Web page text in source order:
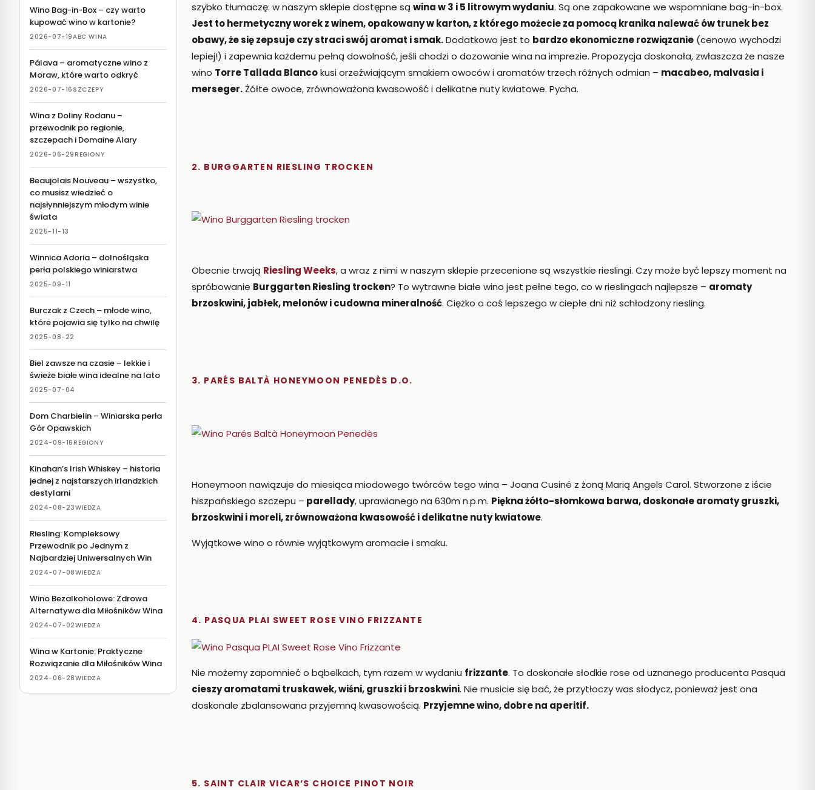
Wino Bag-in-Box – czy warto
kupować wino w kartonie?
2026-07-19ABC WINA
Pálava – aromatyczne wino z
Moraw, które warto odkryć
2026-07-16 SZCZEPY
Wina z Doliny Rodanu –
przewodnik po regionie,
szczepach i Domaine Alary
2026-06-29REGIONY
Beaujolais Nouveau – wszystko,
co musisz wiedzieć o
najsłynniejszym młodym winie
świata
2025-11-13
Winnica Adoria – dolnośląska
perła polskiego winiarstwa
2025-09-11
Burczak z Czech – młode wino,
które pojawia się tylko na chwilę
2025-08-22
Biel zawsze na czasie – lekkie i
świeże białe wina idealne na lato
2025-07-04
Dom Charbielin – Winiarska perła
Gór Opawskich
2024-09-16REGIONY
Kinahan’s Irish Whiskey – historia
jednej z najstarszych irlandzkich
destylarni
2024-08-23WIEDZA
Riesling: Kompleksowy
Przewodnik po Jednym z
Najbardziej Uniwersalnych Win
2024-07-08WIEDZA
Wino Bezalkoholowe: Zdrowa
Alternatywa dla Miłośników Wina
2024-07-02WIEDZA
Wina w Kartonie: Praktyczne
Rozwiązanie dla Miłośników Wina
2024-06-28WIEDZA
szybko tłumaczę: w naszym sklepie dostępne są wina w 3 i 5 litrowym wydaniu. Są one zapakowane we wspomniane bag-in-box.
Jest to hermetyczny worek z winem, opakowany w karton, z którego możecie za pomocą kranika nalewać ów trunek bez
obawy, że się zepsuje czy straci swój aromat i smak.Dodatkowo jest to bardzo ekonomiczne rozwiązanie (cenowo wychodzi
lepiej!) i zapewnia każdemu pełną dowolność, jeśli chodzi o dozowanie wina na imprezie. Propozycja doskonała, zwłaszcza że nasze
wino Torre Tallada Blancokusi orzeźwiającym smakiem owoców i aromatów trzech różnych odmian – macabeo, malvasia i
merseger.Żółte owoce, zrównoważona kwasowość i delikatne nuty kwiatowe. Pycha.
2. BURGGARTEN RIESLING TROCKEN
Obecnie trwają Riesling Weeks, a wraz z nimi w naszym sklepie przecenione są wszystkie rieslingi. Czy może być lepszy moment na
spróbowanie Burggarten Riesling trocken? To wytrawne białe wino jest pełne tego, co w rieslingach najlepsze – aromaty
brzoskwini, jabłek, melonów i cudowna mineralność. Ciężko o coś lepszego w ciepłe dni niż schłodzony riesling.
3. PARÉS BALTÀ HONEYMOON PENEDÈS D.O.
Honeymoon nawiązuje do miesiąca miodowego twórców tego wina – Joana Cusiné z żoną Marią Angels Carol. Stworzone z iście
hiszpańskiego szczepu – parellady, uprawianego na 630m n.p.m. Piękna żółto-słomkowa barwa, doskonałe aromaty gruszki,
brzoskwini i moreli, zrównoważona kwasowość i delikatne nuty kwiatowe.
Wyjątkowe wino o równie wyjątkowym aromacie i smaku.
4. PASQUA PLAI SWEET ROSE VINO FRIZZANTE
Nie możemy zapomnieć o bąbelkach, tym razem w wydaniu frizzante. To doskonałe słodkie rose od uznanego producenta Pasqua
cieszy aromatami truskawek, wiśni, gruszki i brzoskwini. Nie musicie się bać, że przytłoczy was słodycz, ponieważ jest ona
doskonale zbalansowana przyjemną kwasowością. Przyjemne wino, dobre na aperitif.
5. SAINT CLAIR VICAR’S CHOICE PINOT NOIR